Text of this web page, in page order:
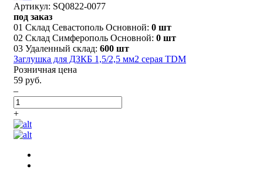
Артикул: SQ0822-0077
под заказ
01 Склад Севастополь Основной: 0 шт
02 Склад Симферополь Основной: 0 шт
03 Удаленный склад: 600 шт
Заглушка для ДЗКБ 1,5/2,5 мм2 серая TDM
Розничная цена
59 руб.
–
+